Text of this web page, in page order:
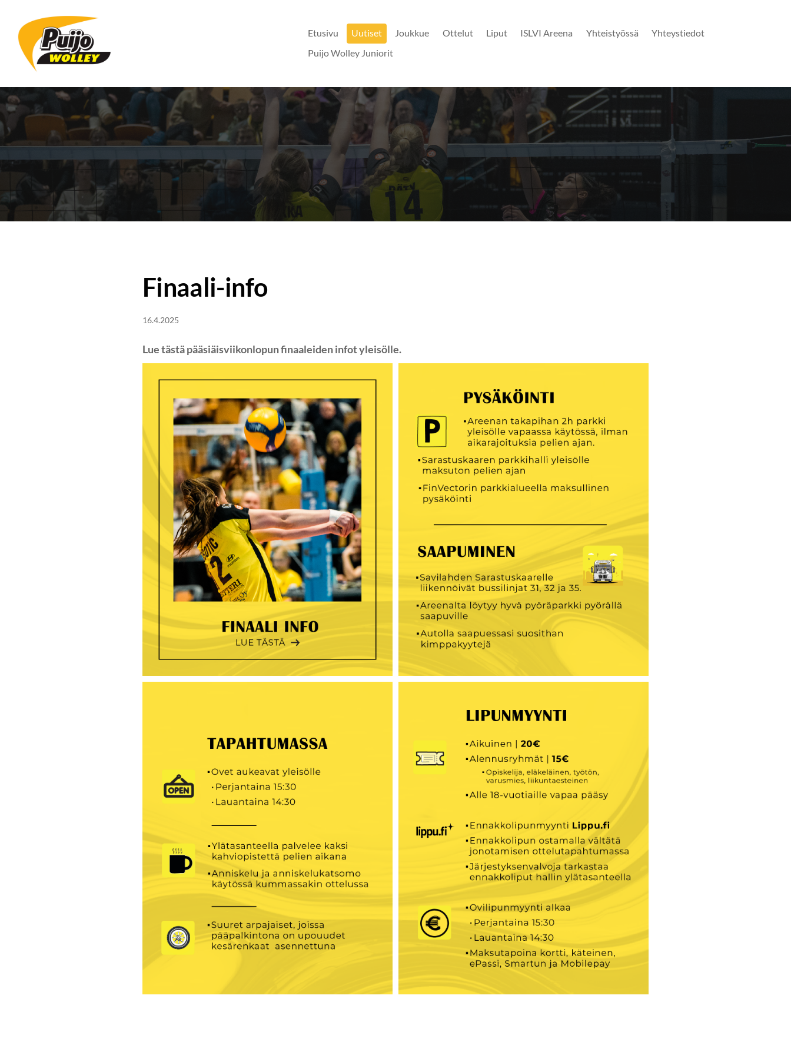
sivun
sisältöön
Sivuston etusivulle
Etusivu Uutiset Joukkue Ottelut Liput ISLVI Areena Yhteistyössä
Yhteystiedot
Puijo Wolley Juniorit
Finaali-info
16.4.2025
Lue tästä pääsiäisviikonlopun finaaleiden infot yleisölle.